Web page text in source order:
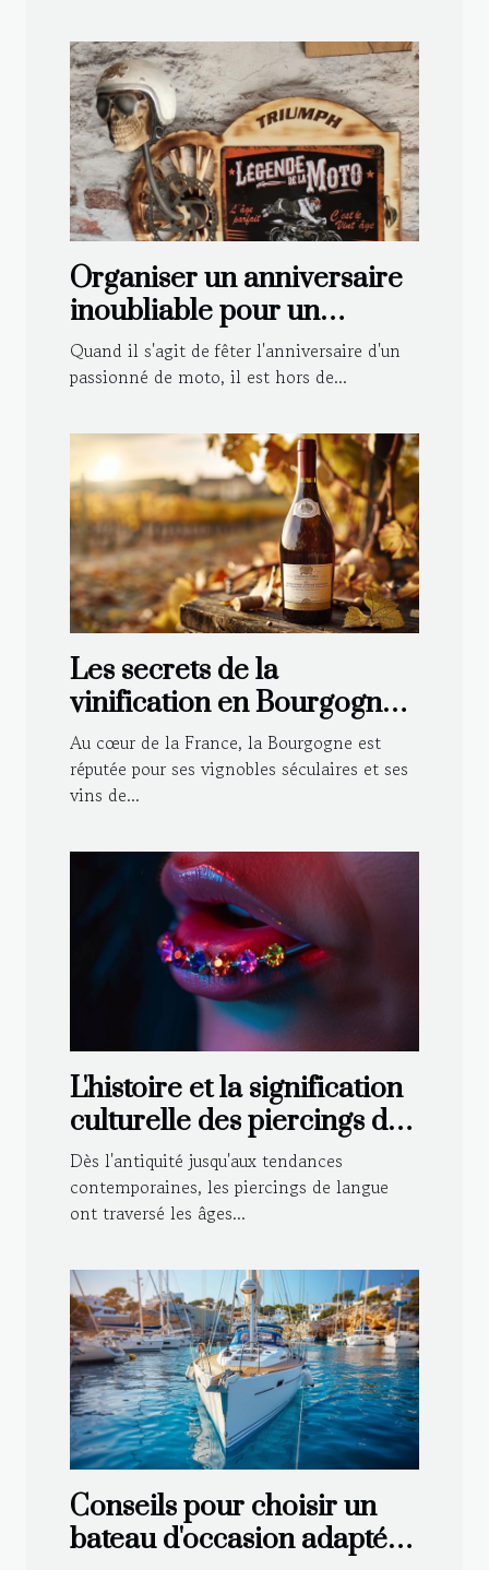
Organiser un anniversaire
inoubliable pour un
motard : astuces et idées
déco
Quand il s'agit de fêter l'anniversaire d'un
passionné de moto, il est hors de...
Les secrets de la
vinification en Bourgogne :
Techniques traditionnelles
et modernes
Au cœur de la France, la Bourgogne est
réputée pour ses vignobles séculaires et ses
vins de...
L'histoire et la signification
culturelle des piercings de
langue
Dès l'antiquité jusqu'aux tendances
contemporaines, les piercings de langue
ont traversé les âges...
Conseils pour choisir un
bateau d'occasion adapté à